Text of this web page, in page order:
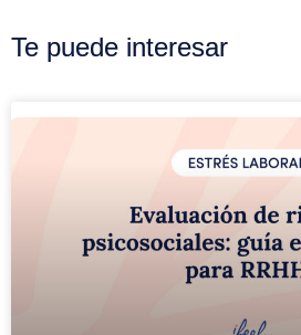
Te puede interesar